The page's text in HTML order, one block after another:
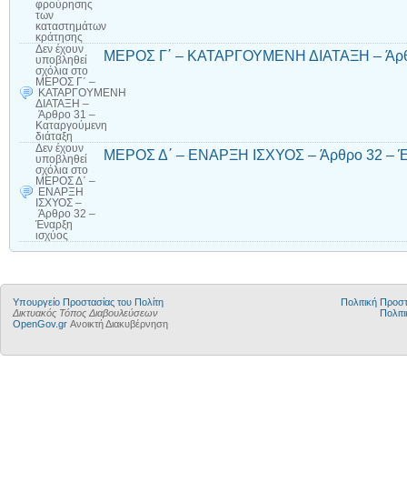
φρούρησης
των
καταστημάτων
κράτησης
Δεν έχουν
υποβληθεί
σχόλια στο
ΜΕΡΟΣ Γ΄ –
ΚΑΤΑΡΓΟΥΜΕΝΗ
ΔΙΑΤΑΞΗ –
Άρθρο 31 –
Καταργούμενη
διάταξη
ΜΕΡΟΣ Γ΄ – ΚΑΤΑΡΓΟΥΜΕΝΗ ΔΙΑΤΑΞΗ –
Δεν έχουν
υποβληθεί
σχόλια στο
ΜΕΡΟΣ Δ΄ –
ΕΝΑΡΞΗ
ΙΣΧΥΟΣ –
Άρθρο 32 –
Έναρξη
ισχύος
ΜΕΡΟΣ Δ΄ – ΕΝΑΡΞΗ ΙΣΧΥΟΣ – Άρθρο 32 –
Υπουργείο Προστασίας του Πολίτη
Δικτυακός Τόπος Διαβουλεύσεων
OpenGov.gr Ανοικτή Διακυβέρνηση
Πολιτική